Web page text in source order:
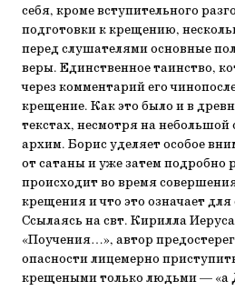
себя, кроме вступительного
подготовки к крещению,
перед слушателями основные
веры. Единственное таинство,
через комментарий его
крещение. Как это было и в
текстах, несмотря на
архим. Борис уделяет особое
от сатаны и уже затем подробно
происходит во время
крещения и что это означает для
Ссылаясь на свт. Кирилла
«Поучения…», автор
опасности лицемерно
крещеными только людьми — «а